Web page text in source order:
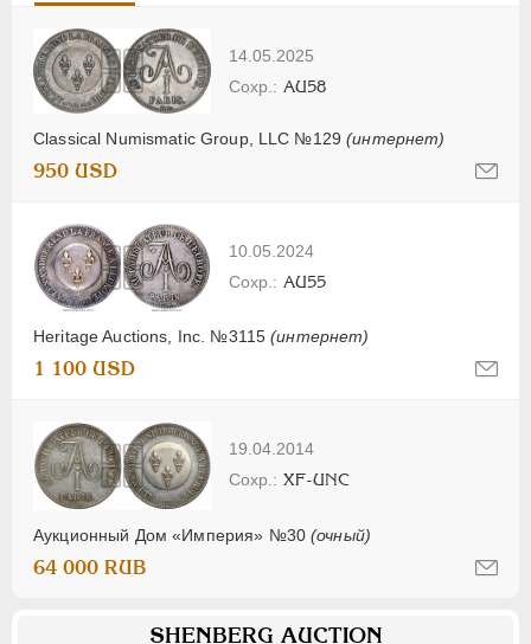
14.05.2025
Classical Numismatic Group, LLC №129(интернет)
AU58
950 USD
10.05.2024
Heritage Auctions, Inc. №3115(интернет)
AU55
1 100 USD
19.04.2014
Аукционный Дом «Империя» №30(очный)
XF-UNC
64 000 RUB
SHENBERG AUCTION